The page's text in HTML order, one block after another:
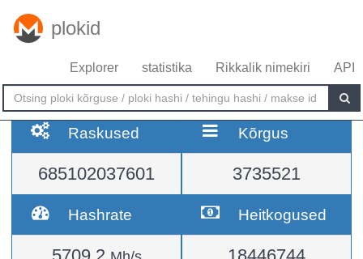
plokid
Explorer statistika Rikkalik nimekiri API
Raskused
685102037601
Kõrgus
3735521
Hashrate Heitkogused